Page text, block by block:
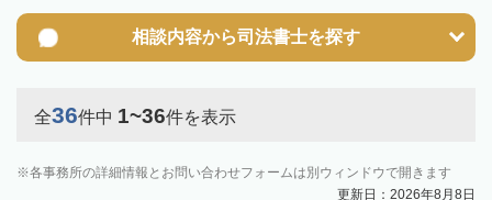
相談内容から司法書士を探す
全36件中 1~36件を表示
各事務所の詳細情報とお問い合わせフォームは別ウィンドウで開きます
更新日：2026年8月8日